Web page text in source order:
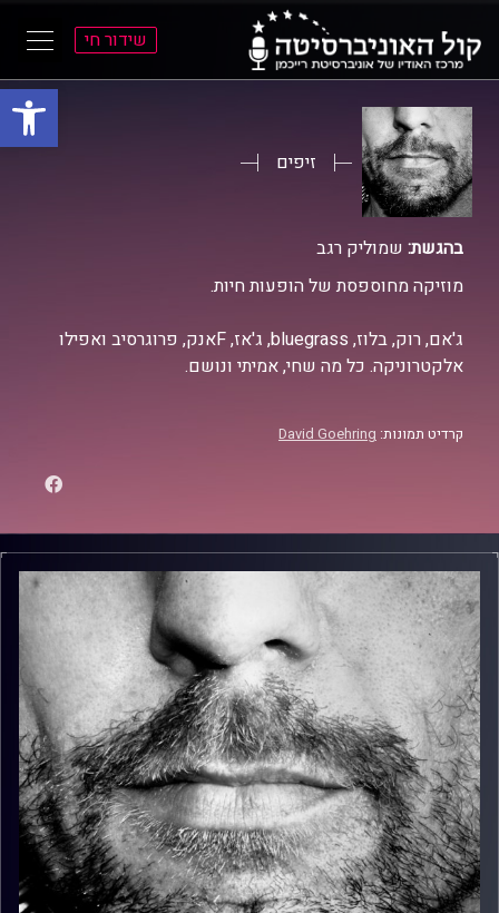
פתח
התפריט
הראשי
התוכן
הראשי
שידור חי
זיפים
בהגשת: שמוליק רגב
מוזיקה מחוספסת של הופעות חיות.
ג'אם, רוק, בלוז, bluegrass, ג'אז, Fאנק, פרוגרסיב ואפילו
אלקטרוניקה. כל מה שחי, אמיתי ונושם.
קרדיט תמונות: David Goehring